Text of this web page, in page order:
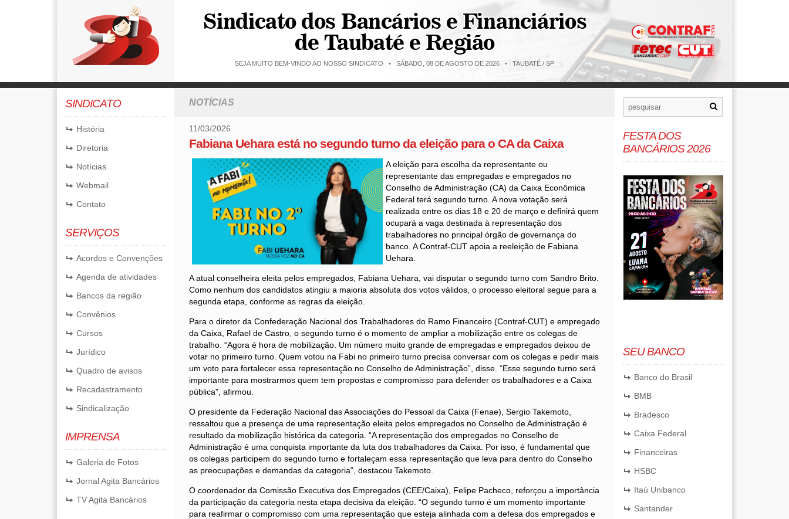
SEJA MUITO BEM-VINDO AO NOSSO SINDICATO • SÁBADO, 08 DE AGOSTO DE 2026 • TAUBATÉ / SP
SINDICATO
História
Diretoria
Notícias
Webmail
Contato
SERVIÇOS
Acordos e Convenções
Agenda de atividades
Bancos da região
Convênios
Cursos
Jurídico
Quadro de avisos
Recadastramento
Sindicalização
IMPRENSA
Galeria de Fotos
Jornal Agita Bancários
TV Agita Bancários
NOTÍCIAS
11/03/2026
Fabiana Uehara está no segundo turno da eleição para o CA da Caixa
A eleição para escolha da representante ou
representante das empregadas e empregados no
Conselho de Administração (CA) da Caixa Econômica
Federal terá segundo turno. A nova votação será
realizada entre os dias 18 e 20 de março e definirá quem
ocupará a vaga destinada à representação dos
trabalhadores no principal órgão de governança do
banco. A Contraf-CUT apoia a reeleição de Fabiana
Uehara.
A atual conselheira eleita pelos empregados, Fabiana Uehara, vai disputar o segundo turno com Sandro Brito.
Como nenhum dos candidatos atingiu a maioria absoluta dos votos válidos, o processo eleitoral segue para a
segunda etapa, conforme as regras da eleição.
Para o diretor da Confederação Nacional dos Trabalhadores do Ramo Financeiro (Contraf-CUT) e empregado
da Caixa, Rafael de Castro, o segundo turno é o momento de ampliar a mobilização entre os colegas de
trabalho. “Agora é hora de mobilização. Um número muito grande de empregadas e empregados deixou de
votar no primeiro turno. Quem votou na Fabi no primeiro turno precisa conversar com os colegas e pedir mais
um voto para fortalecer essa representação no Conselho de Administração”, disse. “Esse segundo turno será
importante para mostrarmos quem tem propostas e compromisso para defender os trabalhadores e a Caixa
pública”, afirmou.
O presidente da Federação Nacional das Associações do Pessoal da Caixa (Fenae), Sergio Takemoto,
ressaltou que a presença de uma representação eleita pelos empregados no Conselho de Administração é
resultado da mobilização histórica da categoria. “A representação dos empregados no Conselho de
Administração é uma conquista importante da luta dos trabalhadores da Caixa. Por isso, é fundamental que
os colegas participem do segundo turno e fortaleçam essa representação que leva para dentro do Conselho
as preocupações e demandas da categoria”, destacou Takemoto.
O coordenador da Comissão Executiva dos Empregados (CEE/Caixa), Felipe Pacheco, reforçou a importância
da participação da categoria nesta etapa decisiva da eleição. “O segundo turno é um momento importante
para reafirmar o compromisso com uma representação que esteja alinhada com a defesa dos empregados e
FESTA DOS
BANCÁRIOS 2026
SEU BANCO
Banco do Brasil
BMB
Bradesco
Caixa Federal
Financeiras
HSBC
Itaú Unibanco
Santander